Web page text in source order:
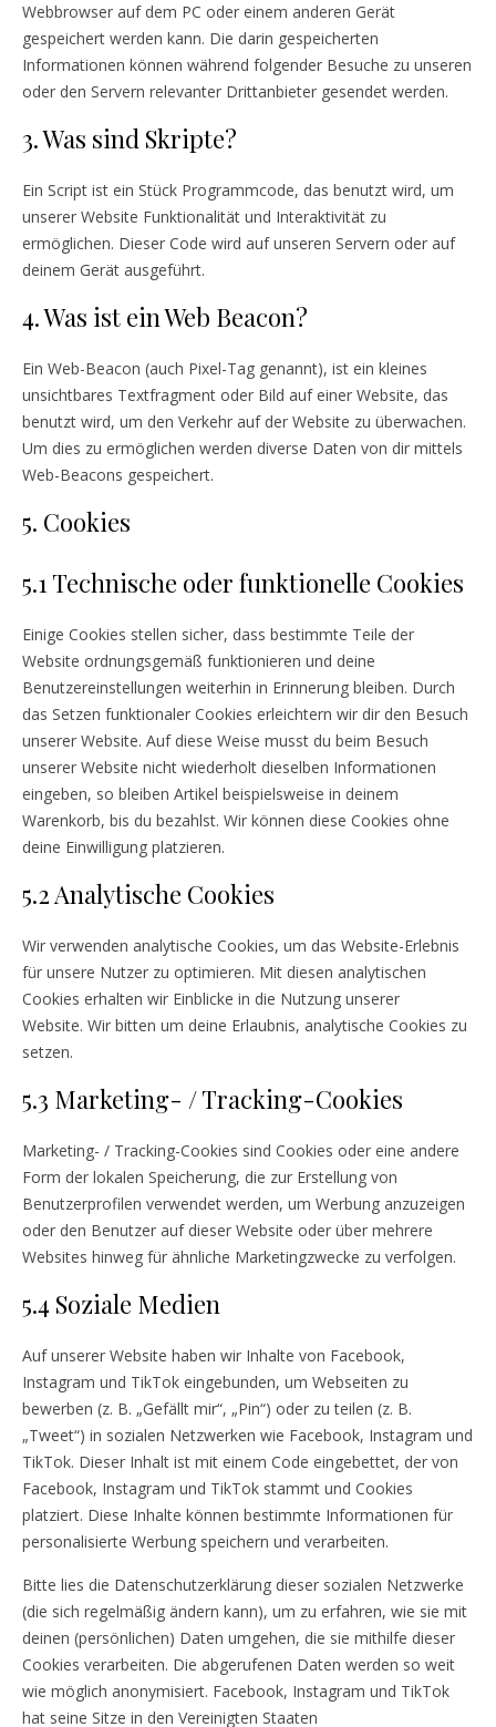
Webbrowser auf dem PC oder einem anderen Gerät
gespeichert werden kann. Die darin gespeicherten
Informationen können während folgender Besuche zu unseren
oder den Servern relevanter Drittanbieter gesendet werden.
3. Was sind Skripte?
Ein Script ist ein Stück Programmcode, das benutzt wird, um
unserer Website Funktionalität und Interaktivität zu
ermöglichen. Dieser Code wird auf unseren Servern oder auf
deinem Gerät ausgeführt.
4. Was ist ein Web Beacon?
Ein Web-Beacon (auch Pixel-Tag genannt), ist ein kleines
unsichtbares Textfragment oder Bild auf einer Website, das
benutzt wird, um den Verkehr auf der Website zu überwachen.
Um dies zu ermöglichen werden diverse Daten von dir mittels
Web-Beacons gespeichert.
5. Cookies
5.1 Technische oder funktionelle Cookies
Einige Cookies stellen sicher, dass bestimmte Teile der
Website ordnungsgemäß funktionieren und deine
Benutzereinstellungen weiterhin in Erinnerung bleiben. Durch
das Setzen funktionaler Cookies erleichtern wir dir den Besuch
unserer Website. Auf diese Weise musst du beim Besuch
unserer Website nicht wiederholt dieselben Informationen
eingeben, so bleiben Artikel beispielsweise in deinem
Warenkorb, bis du bezahlst. Wir können diese Cookies ohne
deine Einwilligung platzieren.
5.2 Analytische Cookies
Wir verwenden analytische Cookies, um das Website-Erlebnis
für unsere Nutzer zu optimieren. Mit diesen analytischen
Cookies erhalten wir Einblicke in die Nutzung unserer
Website. Wir bitten um deine Erlaubnis, analytische Cookies zu
setzen.
5.3 Marketing- / Tracking-Cookies
Marketing- / Tracking-Cookies sind Cookies oder eine andere
Form der lokalen Speicherung, die zur Erstellung von
Benutzerprofilen verwendet werden, um Werbung anzuzeigen
oder den Benutzer auf dieser Website oder über mehrere
Websites hinweg für ähnliche Marketingzwecke zu verfolgen.
5.4 Soziale Medien
Auf unserer Website haben wir Inhalte von Facebook,
Instagram und TikTok eingebunden, um Webseiten zu
bewerben (z. B. „Gefällt mir“, „Pin“) oder zu teilen (z. B.
„Tweet“) in sozialen Netzwerken wie Facebook, Instagram und
TikTok. Dieser Inhalt ist mit einem Code eingebettet, der von
Facebook, Instagram und TikTok stammt und Cookies
platziert. Diese Inhalte können bestimmte Informationen für
personalisierte Werbung speichern und verarbeiten.
Bitte lies die Datenschutzerklärung dieser sozialen Netzwerke
(die sich regelmäßig ändern kann), um zu erfahren, wie sie mit
deinen (persönlichen) Daten umgehen, die sie mithilfe dieser
Cookies verarbeiten. Die abgerufenen Daten werden so weit
wie möglich anonymisiert. Facebook, Instagram und TikTok
hat seine Sitze in den Vereinigten Staaten